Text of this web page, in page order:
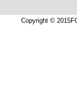
Copyright ©